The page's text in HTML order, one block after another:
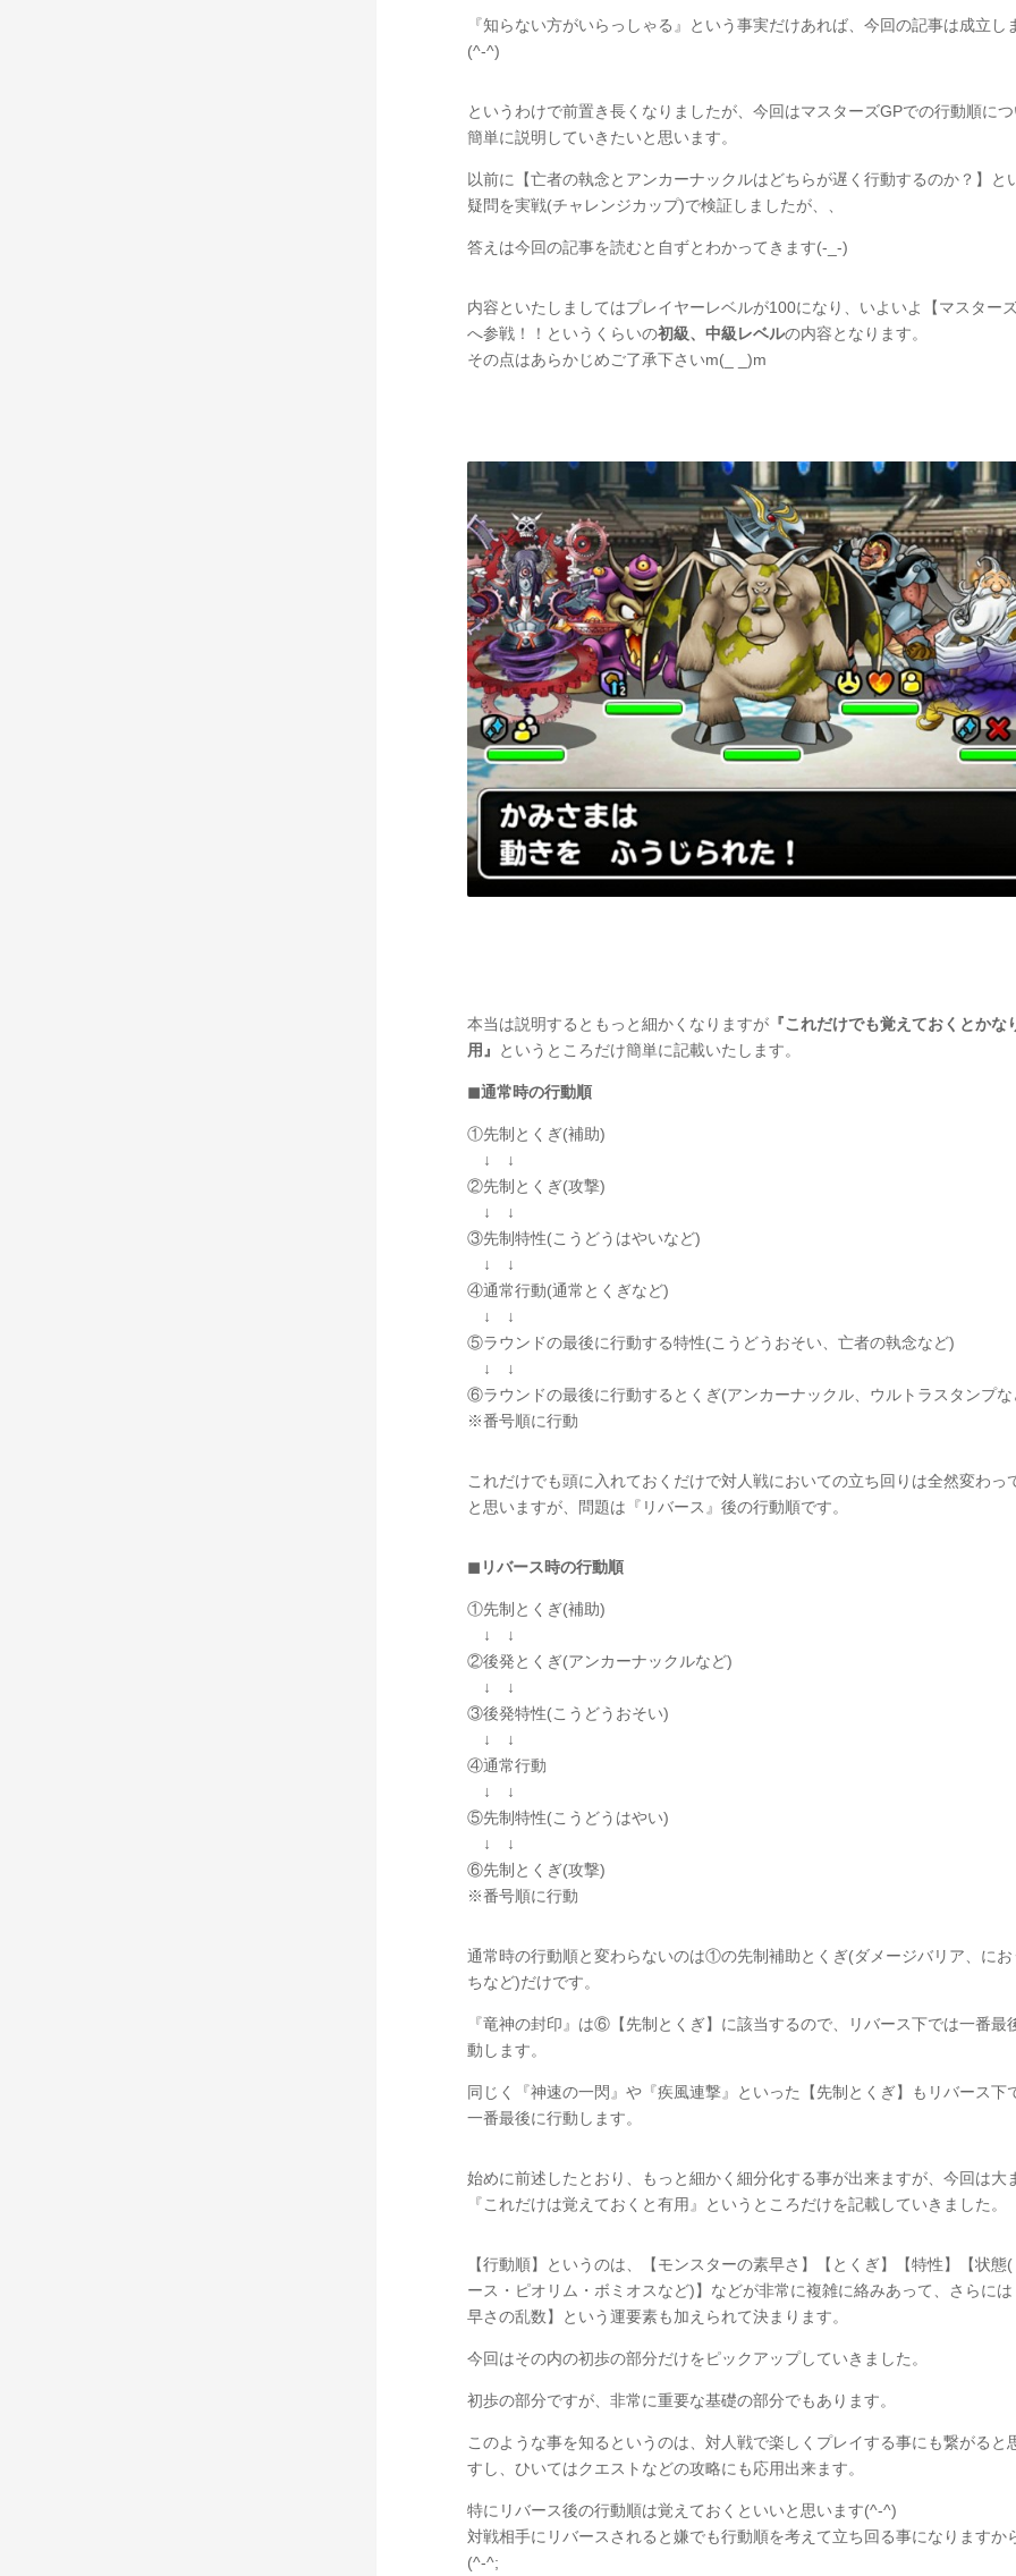
『知らない方がいらっしゃる』という事実だけあれば、今回の記事は成立し
(^-^)
というわけで前置き長くなりましたが、今回はマスターズGPでの行動順に
簡単に説明していきたいと思います。
以前に【亡者の執念とアンカーナックルはどちらが遅く行動するのか？】と
疑問を実戦(チャレンジカップ)で検証しましたが、、
答えは今回の記事を読むと自ずとわかってきます(-_-)
内容といたしましてはプレイヤーレベルが100になり、いよいよ【マスター
へ参戦！！というくらいの初級、中級レベルの内容となります。
その点はあらかじめご了承下さいm(_ _)m
本当は説明するともっと細かくなりますが 『これだけでも覚えておくとかな
用』
というところだけ簡単に記載いたします。
◼通常時の行動順
①先制とくぎ(補助)
↓ ↓
②先制とくぎ(攻撃)
↓ ↓
③先制特性(こうどうはやいなど)
↓ ↓
④通常行動(通常とくぎなど)
↓ ↓
⑤ラウンドの最後に行動する特性(こうどうおそい、亡者の執念など)
↓ ↓
⑥ラウンドの最後に行動するとくぎ(アンカーナックル、ウルトラスタンプな
※番号順に行動
これだけでも頭に入れておくだけで対人戦においての立ち回りは全然変わっ
と思いますが、問題は『リバース』後の行動順です。
◼リバース時の行動順
①先制とくぎ(補助)
↓ ↓
②後発とくぎ(アンカーナックルなど)
↓ ↓
③後発特性(こうどうおそい)
↓ ↓
④通常行動
↓ ↓
⑤先制特性(こうどうはやい)
↓ ↓
⑥先制とくぎ(攻撃)
※番号順に行動
通常時の行動順と変わらないのは①の先制補助とくぎ(ダメージバリア、にお
ちなど)だけです。
『竜神の封印』は⑥【先制とくぎ】に該当するので、リバース下では一番最
動します。
同じく『神速の一閃』や『疾風連撃』といった【先制とくぎ】もリバース下
一番最後に行動します。
始めに前述したとおり、もっと細かく細分化する事が出来ますが、今回は大
『これだけは覚えておくと有用』というところだけを記載していきました。
【行動順】というのは、【モンスターの素早さ】【とくぎ】【特性】【状態
ース・ピオリム・ボミオスなど)】などが非常に複雑に絡みあって、さらには
早さの乱数】という運要素も加えられて決まります。
今回はその内の初歩の部分だけをピックアップしていきました。
初歩の部分ですが、非常に重要な基礎の部分でもあります。
このような事を知るというのは、対人戦で楽しくプレイする事にも繋がると
すし、ひいてはクエストなどの攻略にも応用出来ます。
特にリバース後の行動順は覚えておくといいと思います(^-^)
対戦相手にリバースされると嫌でも行動順を考えて立ち回る事になりますか
(^-^;